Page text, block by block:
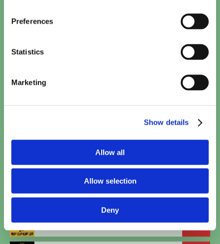
Preferences
Statistics
Marketing
Show details
Allow all
Allow selection
Deny
16:00
TICKETS
Kattenkwaad in Egypte
TICKETS
Saqr W Kanaria
19:00